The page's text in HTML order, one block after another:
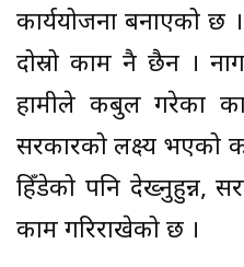
कार्ययोजना बनाएको छ
दोस्रो काम नै छैन ।
हामीले कबुल गरेका
सरकारको लक्ष्य भएको
हिँडेको पनि देख्नुहुन्न,
काम गरिराखेको छ ।